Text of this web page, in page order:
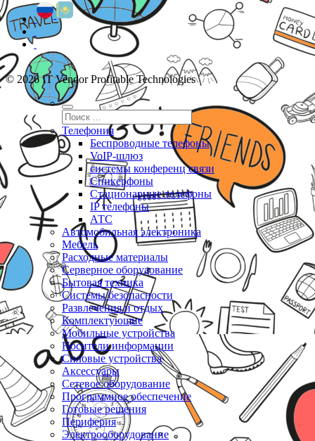
© 2026 IT Vendor Profitable Technologies
Телефония
Беспроводные телефоны
VoIP-шлюз
системы конференц связи
Спикерфоны
Стационарные телефоны
IP телефоны
АТС
Автомобильная электроника
Мебель
Расходные материалы
Серверное оборудование
Бытовая техника
Системы безопасности
Развлечения и отдых
Комплектующие
Мобильные устройства
Носители информации
Силовые устройства
Аксессуары
Сетевое оборудование
Программное обеспечение
Готовые решения
Периферия
Электрооборудование